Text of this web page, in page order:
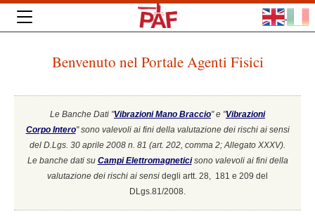
Benvenuto nel Portale Agenti Fisici
Le Banche Dati "Vibrazioni Mano Braccio" e "Vibrazioni
Corpo Intero"sono valevoli ai fini della valutazione dei rischi ai sensi
del D.Lgs. 30 aprile 2008 n. 81 (art. 202, comma 2; Allegato XXXV).
Le banche dati su Campi Elettromagneticisono valevoli ai fini della
valutazione dei rischi ai sensi degli artt. 28, 181 e 209 del
DLgs.81/2008.